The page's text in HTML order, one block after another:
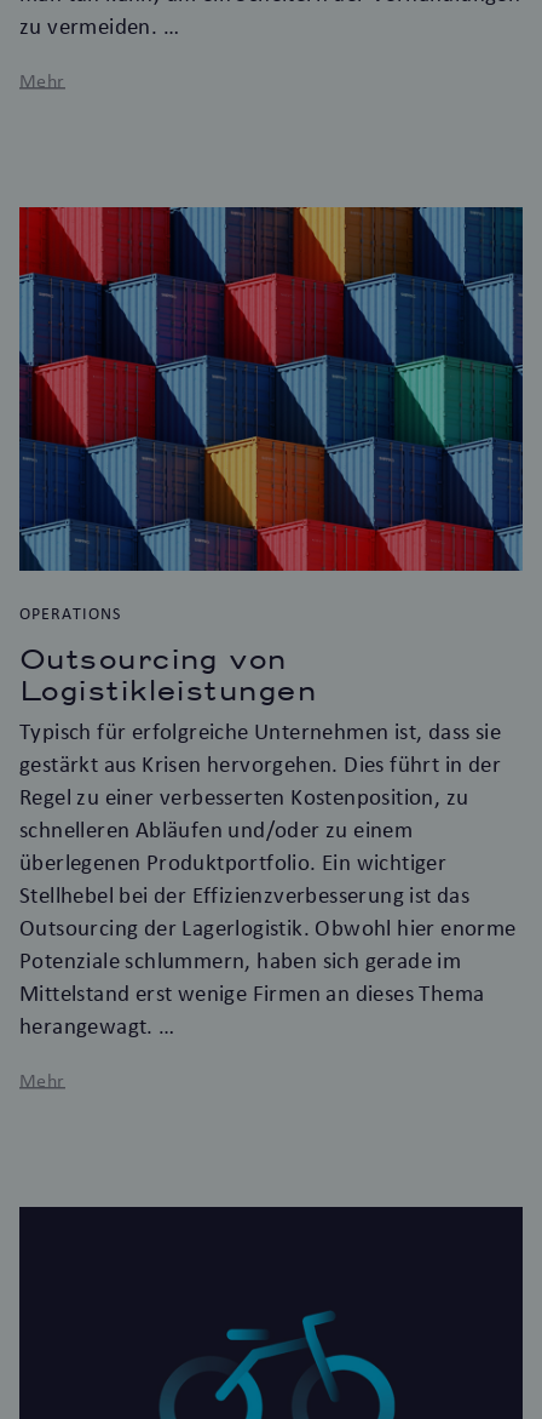
zu vermeiden.
Mehr
OPERATIONS
Outsourcing von
Logistikleistungen
Typisch für erfolgreiche Unternehmen ist, dass sie
gestärkt aus Krisen hervorgehen. Dies führt in der
Regel zu einer verbesserten Kostenposition, zu
schnelleren Abläufen und/oder zu einem
überlegenen Produktportfolio. Ein wichtiger
Stellhebel bei der Effizienzverbesserung ist das
Outsourcing der Lagerlogistik. Obwohl hier enorme
Potenziale schlummern, haben sich gerade im
Mittelstand erst wenige Firmen an dieses Thema
herangewagt.
Mehr